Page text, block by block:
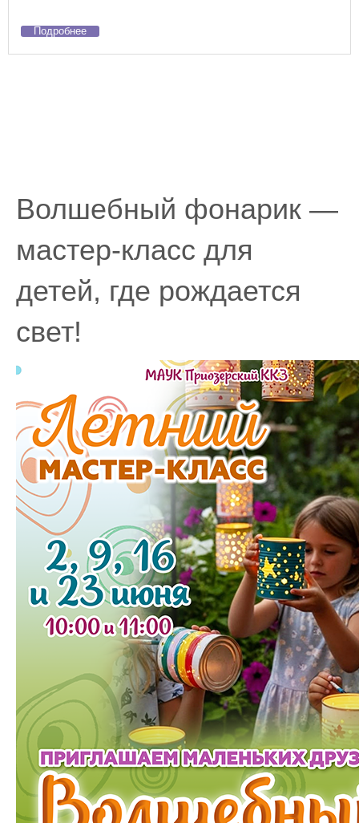
Подробнее
Волшебный фонарик —
мастер-класс для
детей, где рождается
свет!